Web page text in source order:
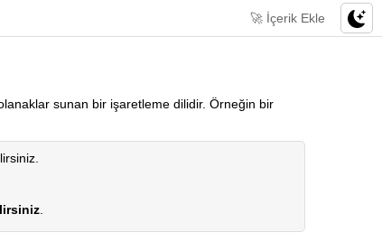
🚀 İçerik Ekle
sunan bir işaretleme dilidir. Örneğin bir